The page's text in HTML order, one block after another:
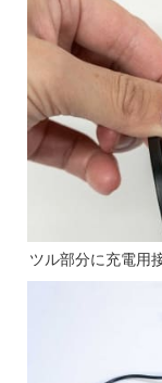
ツル部分に充電用